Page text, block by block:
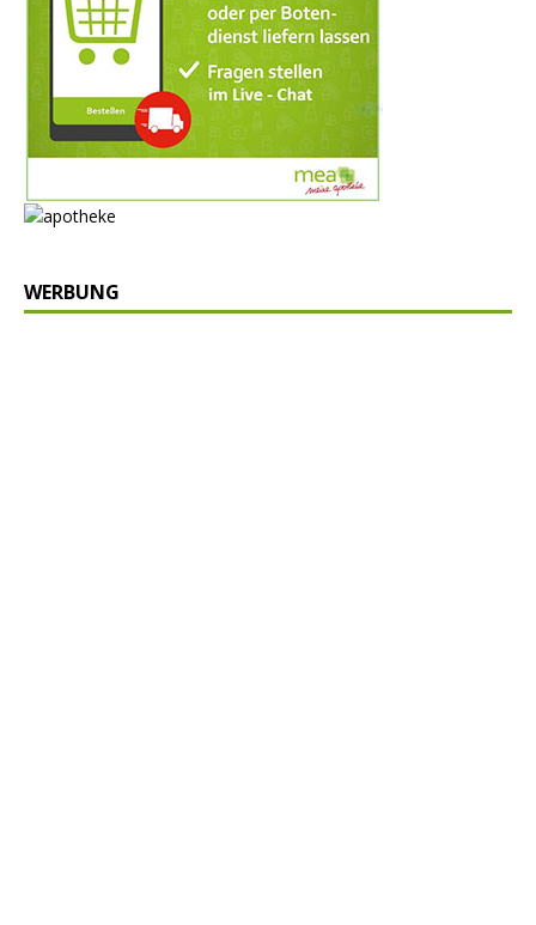
WERBUNG